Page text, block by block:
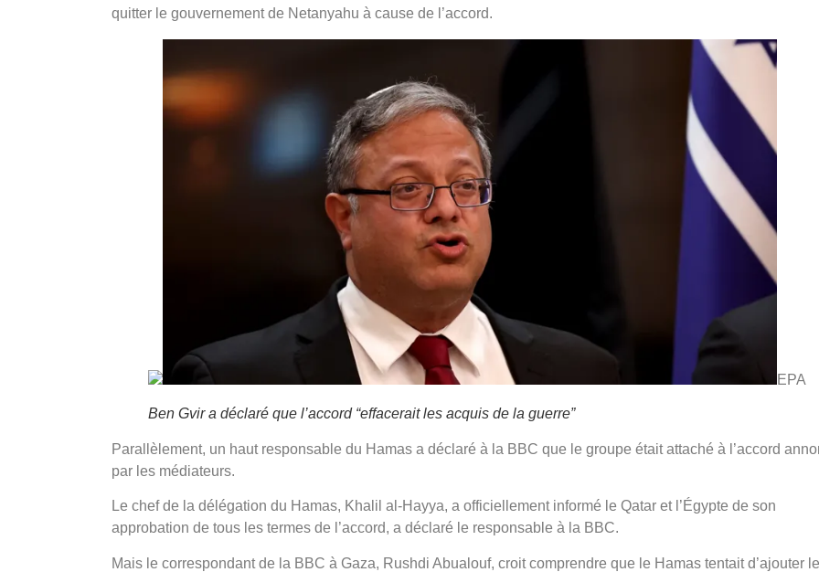
quitter le gouvernement de Netanyahu à cause de l’accord.
EPA
Ben Gvir a déclaré que l’accord “effacerait les acquis de la guerre”
Parallèlement, un haut responsable du Hamas a déclaré à la BBC que le groupe était attaché à l’accord
par les médiateurs.
Le chef de la délégation du Hamas, Khalil al-Hayya, a officiellement informé le Qatar et l’Égypte de son
approbation de tous les termes de l’accord, a déclaré le responsable à la BBC.
Mais le correspondant de la BBC à Gaza, Rushdi Abualouf, croit comprendre que le Hamas tentait d’ajouter